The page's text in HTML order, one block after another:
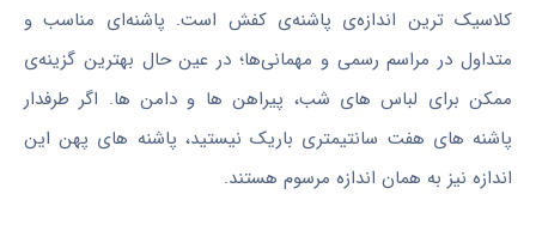
کلاسیک ترین اندازه‌ی پاشنه‌ی کفش است. پاشنه‌ای مناسب و
متداول در مراسم رسمی و مهمانی‌ها؛ در عین حال بهترین گزینه‌ی
ممکن برای لباس های شب، پیراهن ها و دامن ها. اگر طرفدار
پاشنه های هفت سانتیمتری باریک نیستید، پاشنه های پهن این
اندازه نیز به همان اندازه مرسوم هستند.